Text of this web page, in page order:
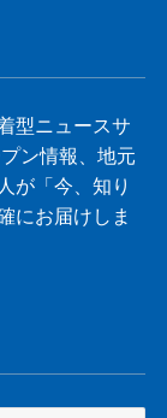
型ニュースサ
ン情報、地元
が「今、知り
にお届けしま